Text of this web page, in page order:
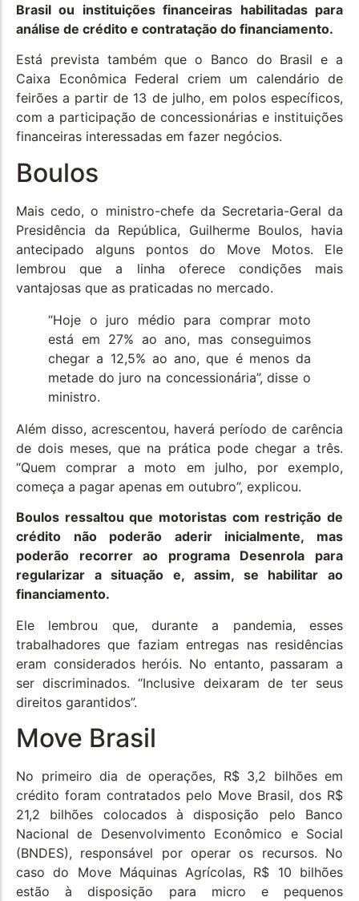
Brasil ou instituições financeiras habilitadas para
análise de crédito e contratação do financiamento.
Está prevista também que o Banco do Brasil e a
Caixa Econômica Federal criem um calendário de
feirões a partir de 13 de julho, em polos específicos,
com a participação de concessionárias e instituições
financeiras interessadas em fazer negócios.
Boulos
Mais cedo, o ministro-chefe da Secretaria-Geral da
Presidência da República, Guilherme Boulos, havia
antecipado alguns pontos do Move Motos. Ele
lembrou que a linha oferece condições mais
vantajosas que as praticadas no mercado.
“Hoje o juro médio para comprar moto
está em 27% ao ano, mas conseguimos
chegar a 12,5% ao ano, que é menos da
metade do juro na concessionária”, disse o
ministro.
Além disso, acrescentou, haverá período de carência
de dois meses, que na prática pode chegar a três.
“Quem comprar a moto em julho, por exemplo,
começa a pagar apenas em outubro”, explicou.
Boulos ressaltou que motoristas com restrição de
crédito não poderão aderir inicialmente, mas
poderão recorrer ao programa Desenrola para
regularizar a situação e, assim, se habilitar ao
financiamento.
Ele lembrou que, durante a pandemia, esses
trabalhadores que faziam entregas nas residências
eram considerados heróis. No entanto, passaram a
ser discriminados. “Inclusive deixaram de ter seus
direitos garantidos”.
Move Brasil
No primeiro dia de operações, R$ 3,2 bilhões em
crédito foram contratados pelo Move Brasil, dos R$
21,2 bilhões colocados à disposição pelo Banco
Nacional de Desenvolvimento Econômico e Social
(BNDES), responsável por operar os recursos. No
caso do Move Máquinas Agrícolas, R$ 10 bilhões
estão à disposição para micro e pequenos